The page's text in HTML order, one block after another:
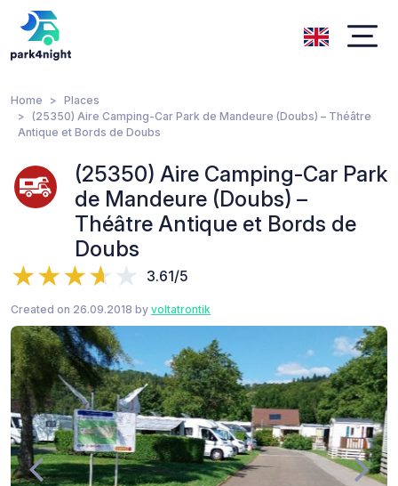
Home
Places
(25350) Aire Camping-Car Park de Mandeure (Doubs) – Théâtre
Antique et Bords de Doubs
(25350) Aire Camping-Car Park
de Mandeure (Doubs) –
Théâtre Antique et Bords de
Doubs
3.61/5
Created on 26.09.2018 by voltatrontik